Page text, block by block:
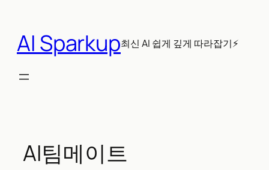
AI Sparkup최신 AI 쉽게 깊게 따라잡기⚡
AI팀메이트